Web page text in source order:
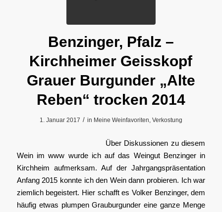
Benzinger, Pfalz –
Kirchheimer Geisskopf
Grauer Burgunder „Alte
Reben“ trocken 2014
1. Januar 2017 / in Meine Weinfavoriten, Verkostung
Über Diskussionen zu diesem
Wein im www wurde ich auf das Weingut Benzinger in
Kirchheim aufmerksam. Auf der Jahrgangspräsentation
Anfang 2015 konnte ich den Wein dann probieren. Ich war
ziemlich begeistert. Hier schafft es Volker Benzinger, dem
häufig etwas plumpen Grauburgunder eine ganze Menge